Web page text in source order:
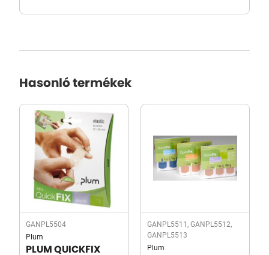
Hasonló termékek
GANPL5504
Plum
PLUM QUICKFIX
GANPL5511, GANPL5512,
GANPL5513
Plum